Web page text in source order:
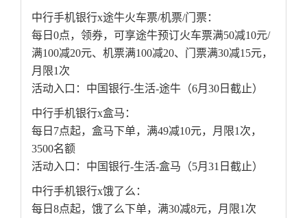
中行手机银行x途牛火车票/机票/门票：
每日0点，领券，可享途牛预订火车票满50减10元/
满100减20元、机票满100减20、门票满30减15元，
月限1次
活动入口：中国银行-生活-途牛（6月30日截止）
中行手机银行x盒马：
每日7点起，盒马下单，满49减10元，月限1次，
3500名额
活动入口：中国银行-生活-盒马（5月31日截止）
中行手机银行x饿了么：
每日8点起，饿了么下单，满30减8元，月限1次